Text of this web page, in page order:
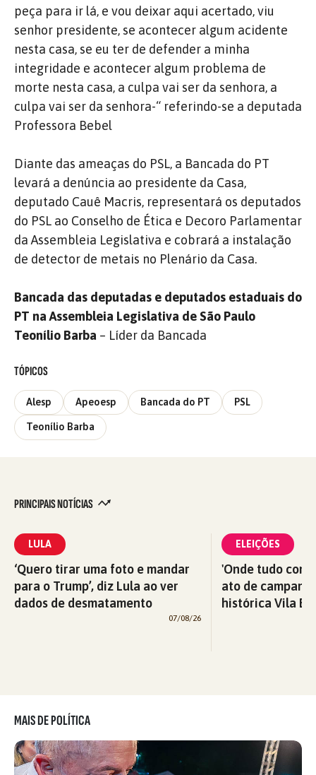
peça para ir lá, e vou deixar aqui acertado, viu
senhor presidente, se acontecer algum acidente
nesta casa, se eu ter de defender a minha
integridade e acontecer algum problema de
morte nesta casa, a culpa vai ser da senhora, a
culpa vai ser da senhora-“ referindo-se a deputada
Professora Bebel
Diante das ameaças do PSL, a Bancada do PT
levará a denúncia ao presidente da Casa,
deputado Cauê Macris, representará os deputados
do PSL ao Conselho de Ética e Decoro Parlamentar
da Assembleia Legislativa e cobrará a instalação
de detector de metais no Plenário da Casa.
Bancada das deputadas e deputados estaduais do
PT na Assembleia Legislativa de São Paulo
Teonílio Barba – Líder da Bancada
TÓPICOS
Alesp Apeoesp Bancada do PT PSL
Teonílio Barba
PRINCIPAIS NOTÍCIAS
LULA
‘Quero tirar uma foto e mandar
para o Trump’, diz Lula ao ver
dados de desmatamento
07/08/26
ELEIÇÕES
'Onde tudo
ato de
histórica Vila
MAIS DE POLÍTICA